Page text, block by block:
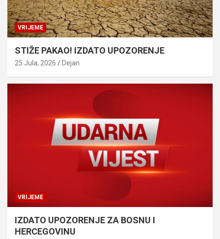
VRIJEME
STIŽE PAKAO! IZDATO UPOZORENJE
25 Jula, 2026 Dejan
VRIJEME
IZDATO UPOZORENJE ZA BOSNU I
HERCEGOVINU